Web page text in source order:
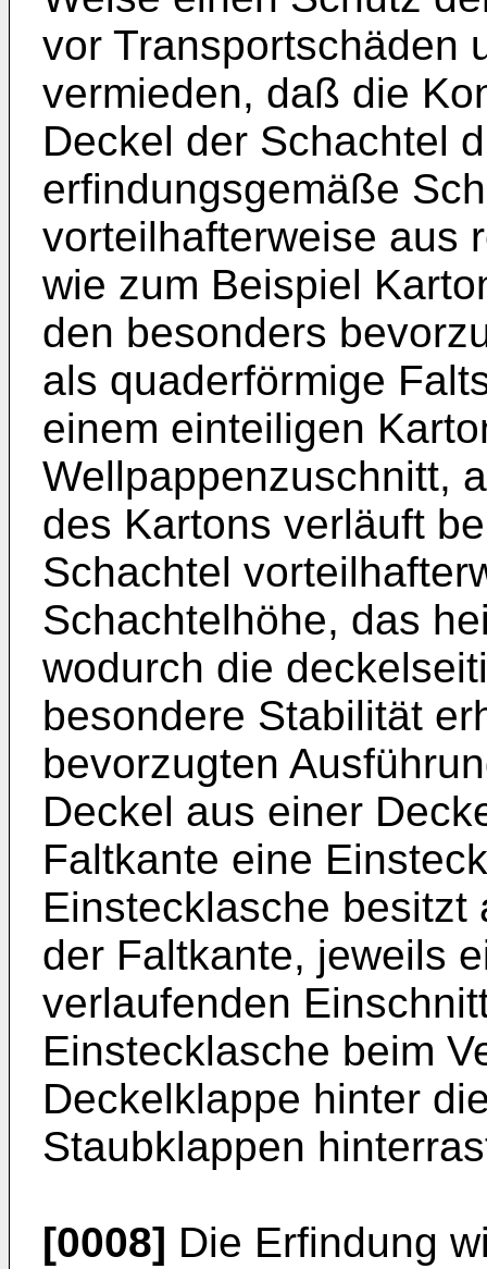
vor Transportschäden
vermieden, daß die
Deckel der Schachtel
erfindungsgemäße
vorteilhafterweise aus
wie zum Beispiel
den besonders
als quaderförmige
einem einteiligen
Wellpappenzuschnitt,
des Kartons verläuft
Schachtel
Schachtelhöhe, das
wodurch die
besondere Stabilität
bevorzugten
Deckel aus einer
Faltkante eine
Einstecklasche besitzt
der Faltkante, jeweils
verlaufenden
Einstecklasche beim
Deckelklappe hinter
Staubklappen
[0008] Die Erfindung